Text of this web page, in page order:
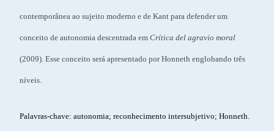
contemporânea ao sujeito moderno e de Kant para defender um
conceito de autonomia descentrada em Crítica del agravio moral
(2009). Esse conceito será apresentado por Honneth englobando três
níveis.
Palavras-chave: autonomia; reconhecimento intersubjetivo; Honneth.